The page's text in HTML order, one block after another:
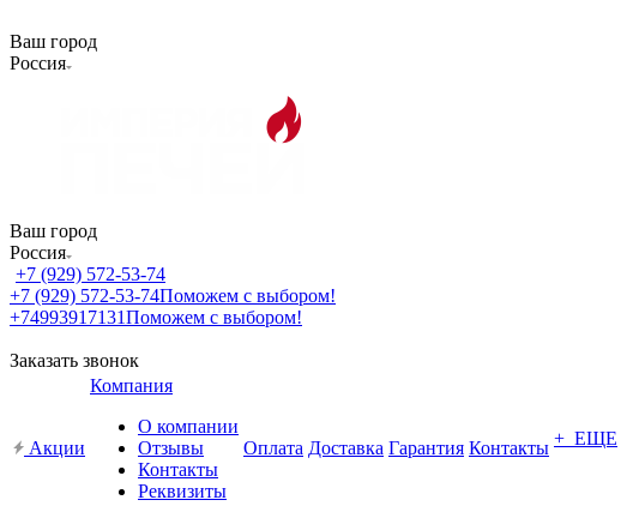
Ваш город
Россия
Ваш город
Россия
+7 (929) 572-53-74
+7 (929) 572-53-74Поможем с выбором!
+74993917131Поможем с выбором!
Заказать звонок
Акции
Компания
О компании
Отзывы
Контакты
Реквизиты
Оплата Доставка Гарантия Контакты + ЕЩЕ